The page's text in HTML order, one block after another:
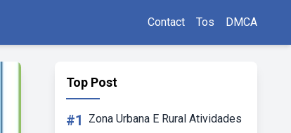
Contact Tos DMCA
Top Post
#1 Zona Urbana E Rural Atividades